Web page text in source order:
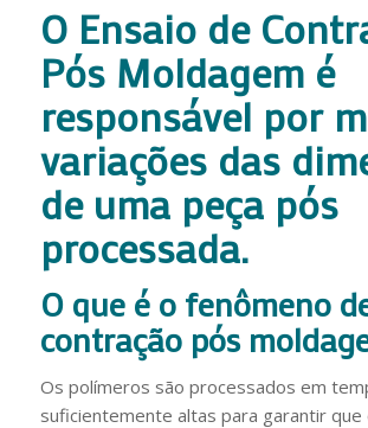
O Ensaio de
Pós Moldagem é
responsável por
variações das
de uma peça pós
processada.
O que é o fenômeno
contração pós
Os polímeros são processados em
suficientemente altas para garantir que